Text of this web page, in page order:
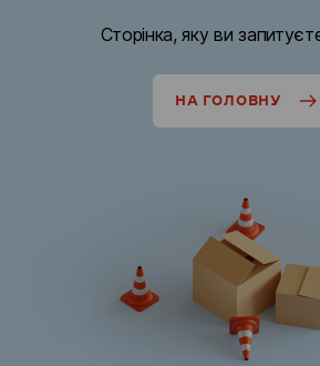
Сторінка, яку ви
НА ГОЛОВНУ